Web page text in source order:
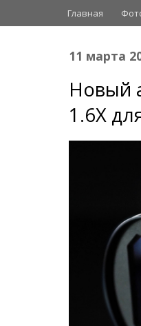
Главная
11 марта
Новый
1.6X